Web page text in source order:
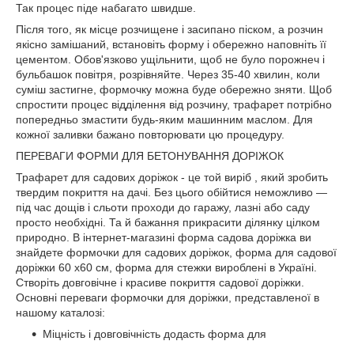
Так процес піде набагато швидше.
Після того, як місце розчищене і засипано піском, а розчин
якісно замішаний, встановіть форму і обережно наповніть її
цементом. Обов'язково ущільнити, щоб не було порожнеч і
бульбашок повітря, розрівняйте. Через 35-40 хвилин, коли
суміш застигне, формочку можна буде обережно зняти. Щоб
спростити процес відділення від розчину, трафарет потрібно
попередньо змастити будь-яким машинним маслом. Для
кожної заливки бажано повторювати цю процедуру.
ПЕРЕВАГИ ФОРМИ ДЛЯ БЕТОНУВАННЯ ДОРІЖОК
Трафарет для садових доріжок - це той виріб , який зробить
твердим покриття на дачі. Без цього обійтися неможливо —
під час дощів і сльоти проходи до гаражу, лазні або саду
просто необхідні. Та й бажання прикрасити ділянку цілком
природно. В інтернет-магазині форма садова доріжка ви
знайдете формочки для садових доріжок, форма для садової
доріжки 60 х60 см, форма для стежки вироблені в Україні.
Створіть довговічне і красиве покриття садової доріжки.
Основні переваги формочки для доріжки, представленої в
нашому каталозі:
Міцність і довговічність додасть форма для